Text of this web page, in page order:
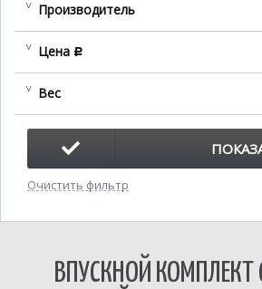
Производитель
Цена c
Вес
Очистить фильтр
ВПУСКНОЙ КОМПЛЕКТ